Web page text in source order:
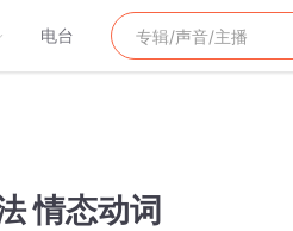
电台
情态动词